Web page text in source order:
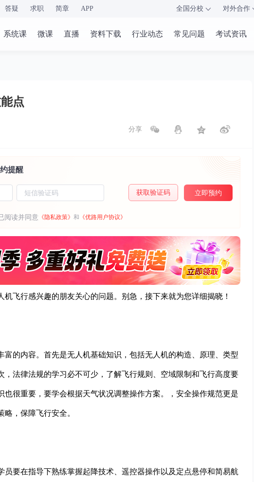
答疑 求职 简章 APP 全国分校 对外合作
系统课 微课 直播 资料下载 行业动态 常见问题 考试资讯
点
分享
提醒
获取验证码 立即预约
阅读并同意 《隐私政策》 和 《优路用户协议》
飞行感兴趣的朋友关心的问题。别急，接下来就为您详细揭晓！
富的内容。首先是无人机基础知识，包括无人机的构造、原理、类型
，法律法规的学习必不可少，了解飞行规则、空域限制和飞行高度要
也很重要，要学会根据天气状况调整操作方案。，安全操作规范更是
，保障飞行安全。
员要在指导下熟练掌握起降技术、遥控器操作以及定点悬停和简易航